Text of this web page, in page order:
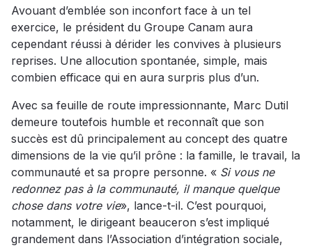
Avouant d’emblée son inconfort face à un tel
exercice, le président du Groupe Canam aura
cependant réussi à dérider les convives à plusieurs
reprises. Une allocution spontanée, simple, mais
combien efficace qui en aura surpris plus d’un.
Avec sa feuille de route impressionnante, Marc Dutil
demeure toutefois humble et reconnaît que son
succès est dû principalement au concept des quatre
dimensions de la vie qu’il prône : la famille, le travail, la
communauté et sa propre personne. « Si vous ne
redonnez pas à la communauté, il manque quelque
chose dans votre vie», lance-t-il. C’est pourquoi,
notamment, le dirigeant beauceron s’est impliqué
grandement dans l’Association d’intégration sociale,